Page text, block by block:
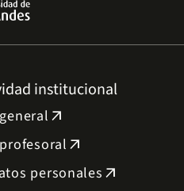
institucional
arrow_outward
arrow_outward
personales arrow_outward